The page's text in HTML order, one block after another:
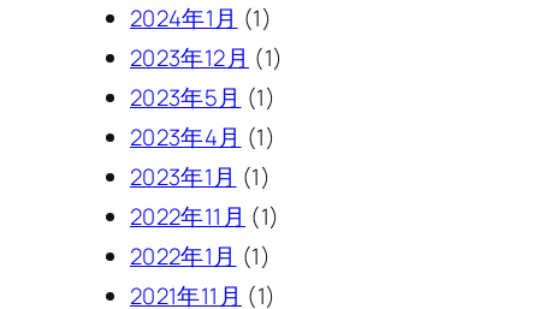
2024年1月 (1)
2023年12月 (1)
2023年5月 (1)
2023年4月 (1)
2023年1月 (1)
2022年11月 (1)
2022年1月 (1)
2021年11月 (1)